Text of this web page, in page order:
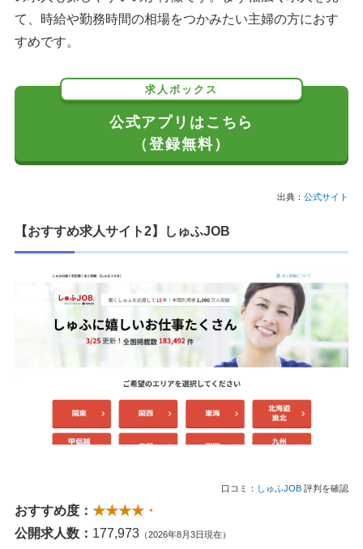
て、時給や勤務時間の相場をつかみたい主婦の方におす
すめです。
求人ボックス
公式アプリはこちら
（登録無料）
出典： 公式サイト
【おすすめ求人サイト2】しゅふJOB
口コミ： しゅふJOB 評判を確認
おすすめ度： ★★★★・
公開求人数： 177,973 （2026年8月3日現在）